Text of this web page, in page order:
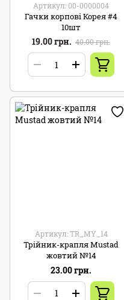
Артикул: 00-0000004
Гачки корпові Корея #4
10шт
19.00 грн. 40.00 грн.
Артикул: TR_MY_14
Трійник-крапля Mustad
жовтий №14
23.00 грн.